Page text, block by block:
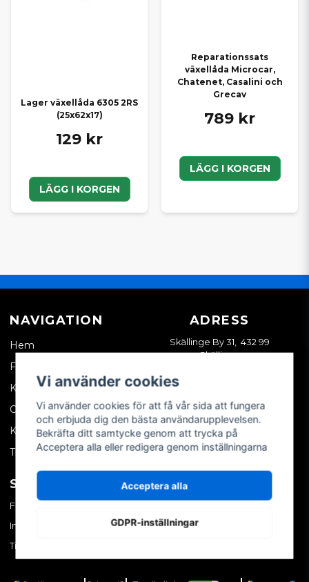
Lager växellåda 6305 2RS
(25x62x17)
129 kr
LÄGG I KORGEN
Reparationssats
växellåda Microcar,
Chatenet, Casalini och
Grecav
789 kr
LÄGG I KORGEN
NAVIGATION
Hem
Företagskund
Kontakta oss
Om oss
Köpvillkor
Tips & trix
ADRESS
Skällinge By 31, 432 99
Skällinge
SOCIALA MEDIER
Facebook
Instagram
TikTok
MITT KONTO
Skapa konto
Vi använder cookies
Vi använder cookies för att få vår sida att fungera
och erbjuda dig den bästa användarupplevelsen.
Bekräfta ditt samtycke genom att trycka på
Acceptera alla eller redigera genom inställningarna
Acceptera alla
GDPR-inställningar